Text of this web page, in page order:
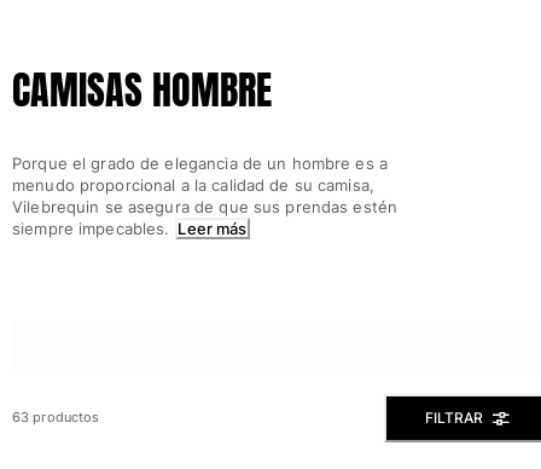
Clásico
Bordados Edición Numerada
Cintura plana
Clásico corto
Pret-a-porter
CAMISAS HOMBRE
Porque el grado de elegancia de un hombre es a
menudo proporcional a la calidad de su camisa,
Vilebrequin se asegura de que sus prendas estén
siempre impecables. Leer más
63 productos FILTRAR